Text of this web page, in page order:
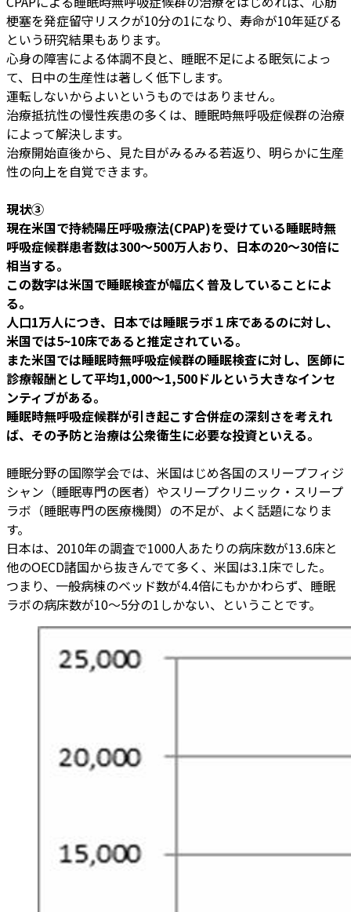
梗塞を発症留守リスクが10分の1になり、寿命が10年延びる
という研究結果もあります。
心身の障害による体調不良と、睡眠不足による眠気によっ
て、日中の生産性は著しく低下します。
運転しないからよいというものではありません。
治療抵抗性の慢性疾患の多くは、睡眠時無呼吸症候群の治療
によって解決します。
治療開始直後から、見た目がみるみる若返り、明らかに生産
性の向上を自覚できます。
現状③
現在米国で持続陽圧呼吸療法(CPAP)を受けている睡眠時無
呼吸症候群患者数は300～500万人おり、日本の20～30倍に
相当する。
この数字は米国で睡眠検査が幅広く普及していることによ
る。
人口1万人につき、日本では睡眠ラボ１床であるのに対し、
米国では5~10床であると推定されている。
また米国では睡眠時無呼吸症候群の睡眠検査に対し、医師に
診療報酬として平均1,000～1,500ドルという大きなインセ
ンティブがある。
睡眠時無呼吸症候群が引き起こす合併症の深刻さを考えれ
ば、その予防と治療は公衆衛生に必要な投資といえる。
睡眠分野の国際学会では、米国はじめ各国のスリープフィジ
シャン（睡眠専門の医者）やスリープクリニック・スリープ
ラボ（睡眠専門の医療機関）の不足が、よく話題になりま
す。
日本は、2010年の調査で1000人あたりの病床数が13.6床と
他のOECD諸国から抜きんでて多く、米国は3.1床でした。
つまり、一般病棟のベッド数が4.4倍にもかかわらず、睡眠
ラボの病床数が10～5分の1しかない、ということです。